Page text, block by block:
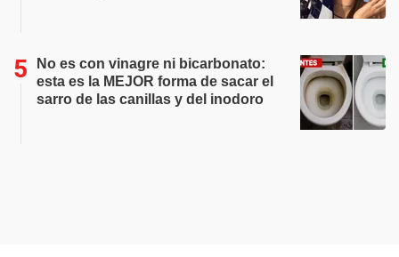
No es con vinagre ni bicarbonato:
esta es la MEJOR forma de sacar el
sarro de las canillas y del inodoro